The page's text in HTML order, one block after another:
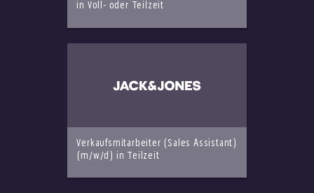
in Voll- oder Teilzeit
Verkaufsmitarbeiter (Sales Assistant)
(m/w/d) in Teilzeit